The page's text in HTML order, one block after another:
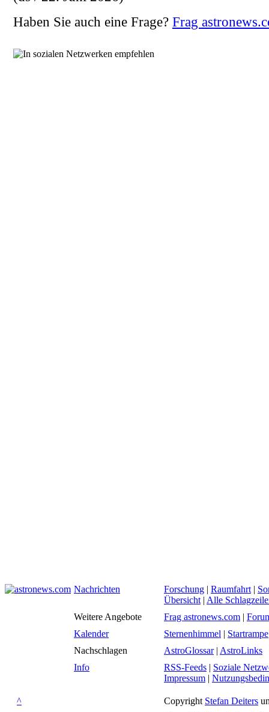
Haben Sie auch eine Frage? Frag
Nachrichten Forschung | Raumfahrt |
Übersicht | Alle
Weitere Angebote
Frag astronews.com |
Kalender
Sternenhimmel | Startrampe
Nachschlagen
AstroGlossar| AstroLinks
Info
RSS-Feeds | Soziale
Impressum |
^ Copyright Stefan Deiters